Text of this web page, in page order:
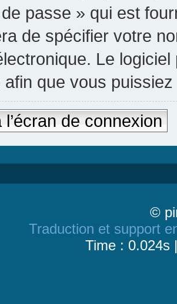
passe » qui est
de spécifier votre
Le
afin que vous
de connexion
©
Traduction et support
Time : 0.024s